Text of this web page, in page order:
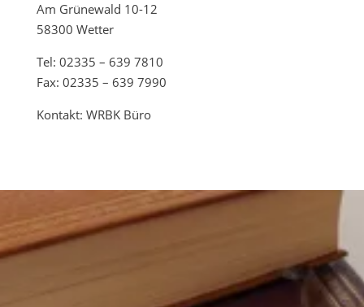
Am Grünewald 10-12
58300 Wetter
Tel: 02335 – 639 7810
Fax: 02335 – 639 7990
Kontakt: WRBK Büro